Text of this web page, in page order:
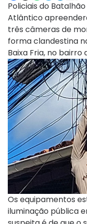
Policiais do
Atlântico
três câmeras de
forma clandestina
Baixa Fria, no bairro
Os equipamentos
iluminação pública